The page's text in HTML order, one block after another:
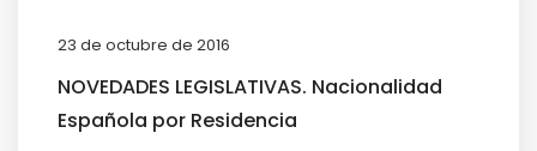
23 de octubre de 2016
NOVEDADES LEGISLATIVAS. Nacionalidad
Española por Residencia